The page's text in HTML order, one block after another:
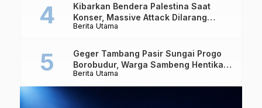
Berita Utama
Kibarkan Bendera Palestina Saat
Konser, Massive Attack Dilarang
Masuk Singapura Lagi
Berita Utama
Geger Tambang Pasir Sungai Progo
Borobudur, Warga Sambeng Hentikan
Alat Berat dan Usir Truk